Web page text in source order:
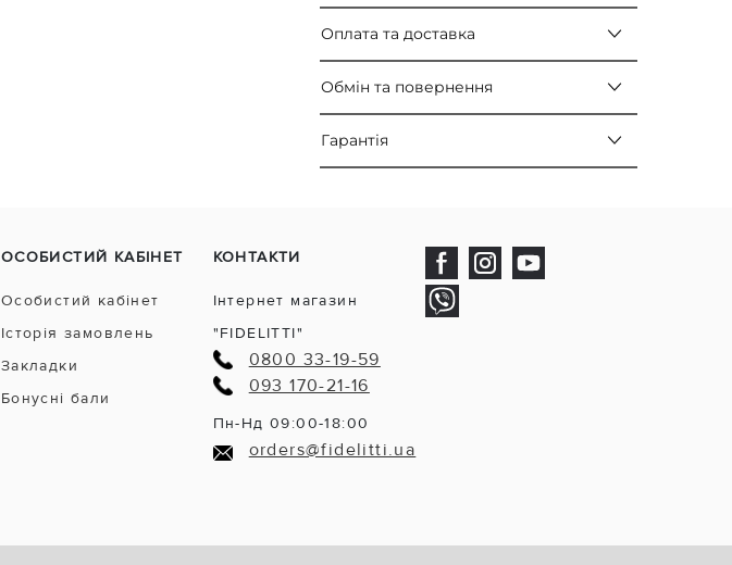
Оплата та доставка
Обмін та повернення
Гарантія
ОСОБИСТИЙ КАБІНЕТ
Особистий кабінет
Історія замовлень
Закладки
Бонусні бали
КОНТАКТИ
Інтернет магазин
"FIDELITTI"
0800 33-19-59
093 170-21-16
Пн-Нд 09:00-18:00
orders@fidelitti.ua